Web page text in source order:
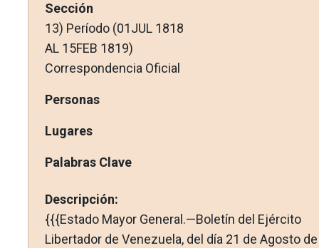
Sección
13) Período (01JUL 1818
AL 15FEB 1819)
Correspondencia Oficial
Personas
Lugares
Palabras Clave
Descripción:
{{{Estado Mayor General.—Boletín del Ejército
Libertador de Venezuela, del día 21 de Agosto de